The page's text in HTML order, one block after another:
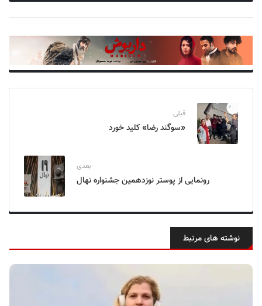
قبلی
«سوگند رضا» کلید خورد
بعدی
رونمایی از پوستر نوزدهمین جشنواره نهال
نوشته های مرتبط